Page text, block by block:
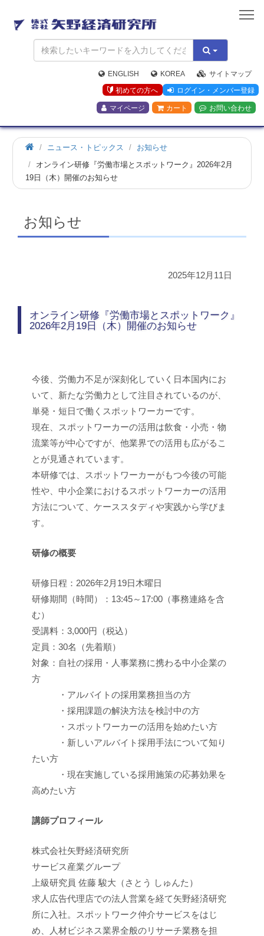
矢
野
経
済
研
究
所
ENGLISH KOREA
サイトマップ
初めての方へ
ログイン・メンバー登録
マイページ カート お問い合わせ
ホ
ー
ム
ニュース・トピックス
お知らせ
オンライン研修『労働市場とスポットワーク』2026年2月
19日（木）開催のお知らせ
お知らせ
2025年12月11日
オンライン研修『労働市場とスポットワーク』
2026年2月19日（木）開催のお知らせ
今後、労働力不足が深刻化していく日本国内にお
いて、新たな労働力として注目されているのが、
単発・短日で働くスポットワーカーです。
現在、スポットワーカーの活用は飲食・小売・物
流業等が中心ですが、他業界での活用も広がるこ
とが見通されています。
本研修では、スポットワーカーがもつ今後の可能
性や、中小企業におけるスポットワーカーの活用
方法について、ケーススタディや実践から学びま
す。
研修の概要
研修日程：2026年2月19日木曜日
研修期間（時間）：13:45～17:00（事務連絡を含
む）
受講料：3,000円（税込）
定員：30名（先着順）
対象：自社の採用・人事業務に携わる中小企業の
方
・アルバイトの採用業務担当の方
・採用課題の解決方法を検討中の方
・スポットワーカーの活用を始めたい方
・新しいアルバイト採用手法について知り
たい方
・現在実施している採用施策の応募効果を
高めたい方
講師プロフィール
株式会社矢野経済研究所
サービス産業グループ
上級研究員 佐藤 駿大（さとう しゅんた）
求人広告代理店での法人営業を経て矢野経済研究
所に入社。スポットワーク仲介サービスをはじ
め、人材ビジネス業界全般のリサーチ業務を担